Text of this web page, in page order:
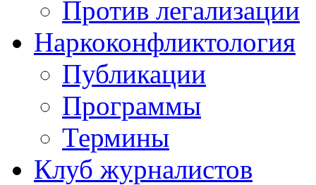
Против легализации
Наркоконфликтология
Публикации
Программы
Термины
Клуб журналистов